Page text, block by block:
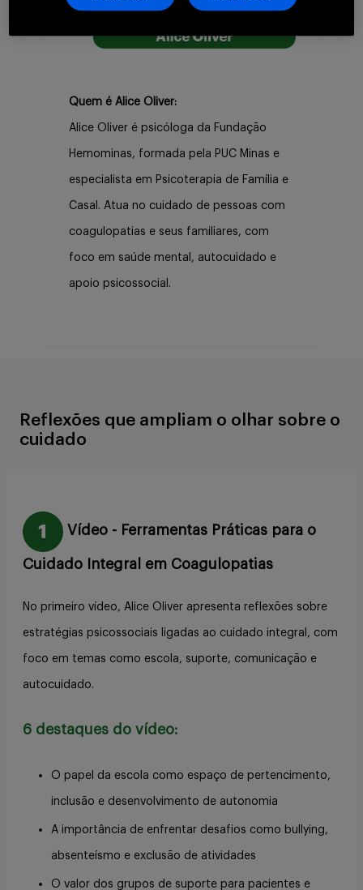
Quem é Alice Oliver:
Alice Oliver é psicóloga da Fundação
Hemominas, formada pela PUC Minas e
especialista em Psicoterapia de Família e
Casal. Atua no cuidado de pessoas com
coagulopatias e seus familiares, com
foco em saúde mental, autocuidado e
apoio psicossocial.
Reflexões que ampliam o olhar sobre o
cuidado
Vídeo - Ferramentas Práticas para o
Cuidado Integral em Coagulopatias
No primeiro vídeo, Alice Oliver apresenta reflexões sobre
estratégias psicossociais ligadas ao cuidado integral, com
foco em temas como escola, suporte, comunicação e
autocuidado.
6 destaques do vídeo:
O papel da escola como espaço de pertencimento,
inclusão e desenvolvimento de autonomia
A importância de enfrentar desafios como bullying,
absenteísmo e exclusão de atividades
O valor dos grupos de suporte para pacientes e